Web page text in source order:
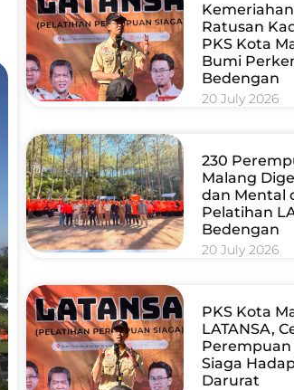
Kemeriahan
Ratusan
PKS Kota
Bumi
Bedengan
20 July 2026
230
Malang
dan Mental
Pelatihan
Bedengan
20 July 2026
PKS Kota
LATANSA,
Siaga
Darurat